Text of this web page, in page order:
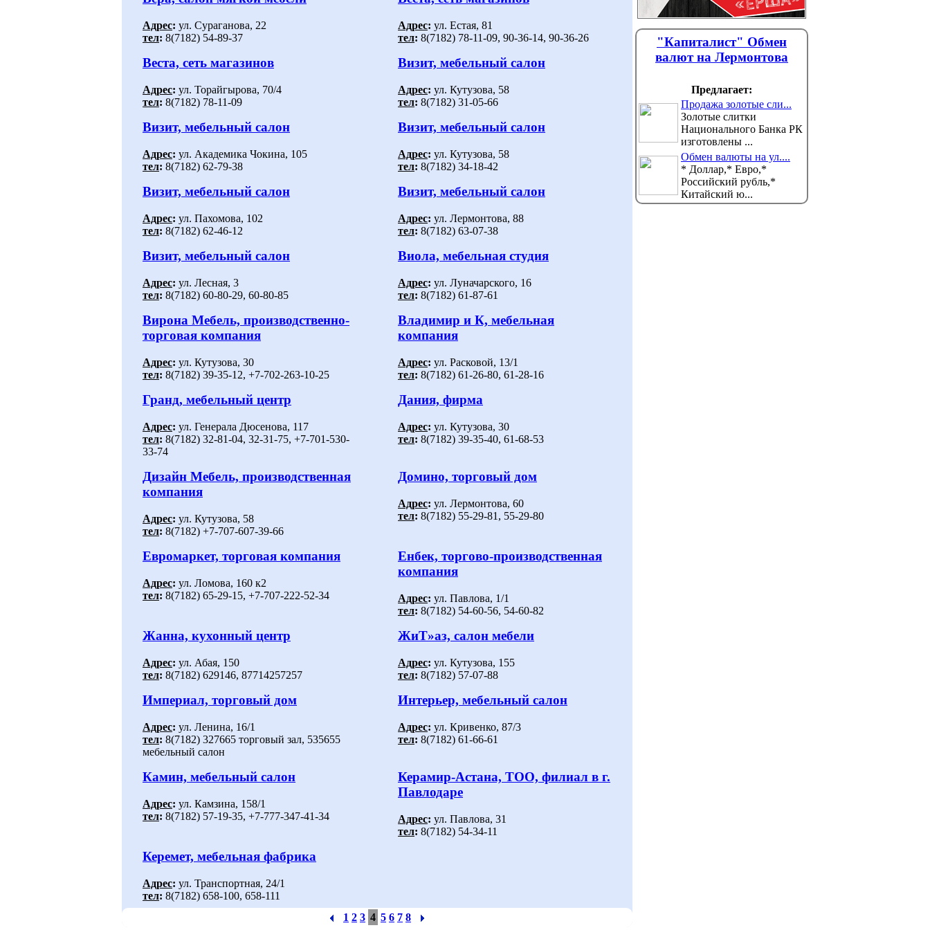
Адрес: ул. Сураганова, 22
тел: 8(7182) 54-89-37
Адрес: ул. Естая, 81
тел: 8(7182) 78-11-09, 90-36-14, 90-36-26
Веста, сеть магазинов
Адрес: ул. Торайгырова, 70/4
тел: 8(7182) 78-11-09
Визит, мебельный салон
Адрес: ул. Кутузова, 58
тел: 8(7182) 31-05-66
Визит, мебельный салон
Адрес: ул. Академика Чокина, 105
тел: 8(7182) 62-79-38
Визит, мебельный салон
Адрес: ул. Кутузова, 58
тел: 8(7182) 34-18-42
Визит, мебельный салон
Адрес: ул. Пахомова, 102
тел: 8(7182) 62-46-12
Визит, мебельный салон
Адрес: ул. Лермонтова, 88
тел: 8(7182) 63-07-38
Визит, мебельный салон
Адрес: ул. Лесная, 3
тел: 8(7182) 60-80-29, 60-80-85
Виола, мебельная студия
Адрес: ул. Луначарского, 16
тел: 8(7182) 61-87-61
Вирона Мебель, производственно-
торговая компания
Адрес: ул. Кутузова, 30
тел: 8(7182) 39-35-12, +7-702-263-10-25
Владимир и К, мебельная
компания
Адрес: ул. Расковой, 13/1
тел: 8(7182) 61-26-80, 61-28-16
Гранд, мебельный центр
Адрес: ул. Генерала Дюсенова, 117
тел: 8(7182) 32-81-04, 32-31-75, +7-701-530-
33-74
Дания, фирма
Адрес: ул. Кутузова, 30
тел: 8(7182) 39-35-40, 61-68-53
Дизайн Мебель, производственная
компания
Адрес: ул. Кутузова, 58
тел: 8(7182) +7-707-607-39-66
Домино, торговый дом
Адрес: ул. Лермонтова, 60
тел: 8(7182) 55-29-81, 55-29-80
Евромаркет, торговая компания
Адрес: ул. Ломова, 160 к2
тел: 8(7182) 65-29-15, +7-707-222-52-34
Енбек, торгово-производственная
компания
Адрес: ул. Павлова, 1/1
тел: 8(7182) 54-60-56, 54-60-82
Жанна, кухонный центр
Адрес: ул. Абая, 150
тел: 8(7182) 629146, 87714257257
ЖиТ»аз, салон мебели
Адрес: ул. Кутузова, 155
тел: 8(7182) 57-07-88
Империал, торговый дом
Адрес: ул. Ленина, 16/1
тел: 8(7182) 327665 торговый зал, 535655
мебельный салон
Интерьер, мебельный салон
Адрес: ул. Кривенко, 87/3
тел: 8(7182) 61-66-61
Камин, мебельный салон
Адрес: ул. Камзина, 158/1
тел: 8(7182) 57-19-35, +7-777-347-41-34
Керамир-Астана, ТОО, филиал в г.
Павлодаре
Адрес: ул. Павлова, 31
тел: 8(7182) 54-34-11
Керемет, мебельная фабрика
Адрес: ул. Транспортная, 24/1
тел: 8(7182) 658-100, 658-111
1 2 3 4 5 6 7 8
"Капиталист" Обмен
валют на Лермонтова
Предлагает:
Продажа золотые сли...
Золотые слитки
Национального Банка РК
изготовлены ...
Обмен валюты на ул....
* Доллар,* Евро,*
Российский рубль,*
Китайский ю...